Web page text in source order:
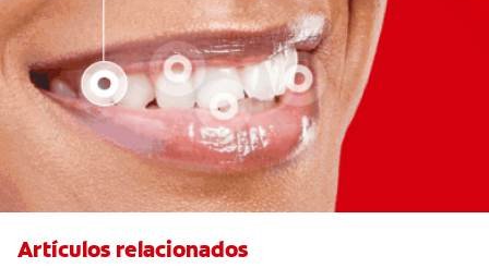
Artículos relacionados